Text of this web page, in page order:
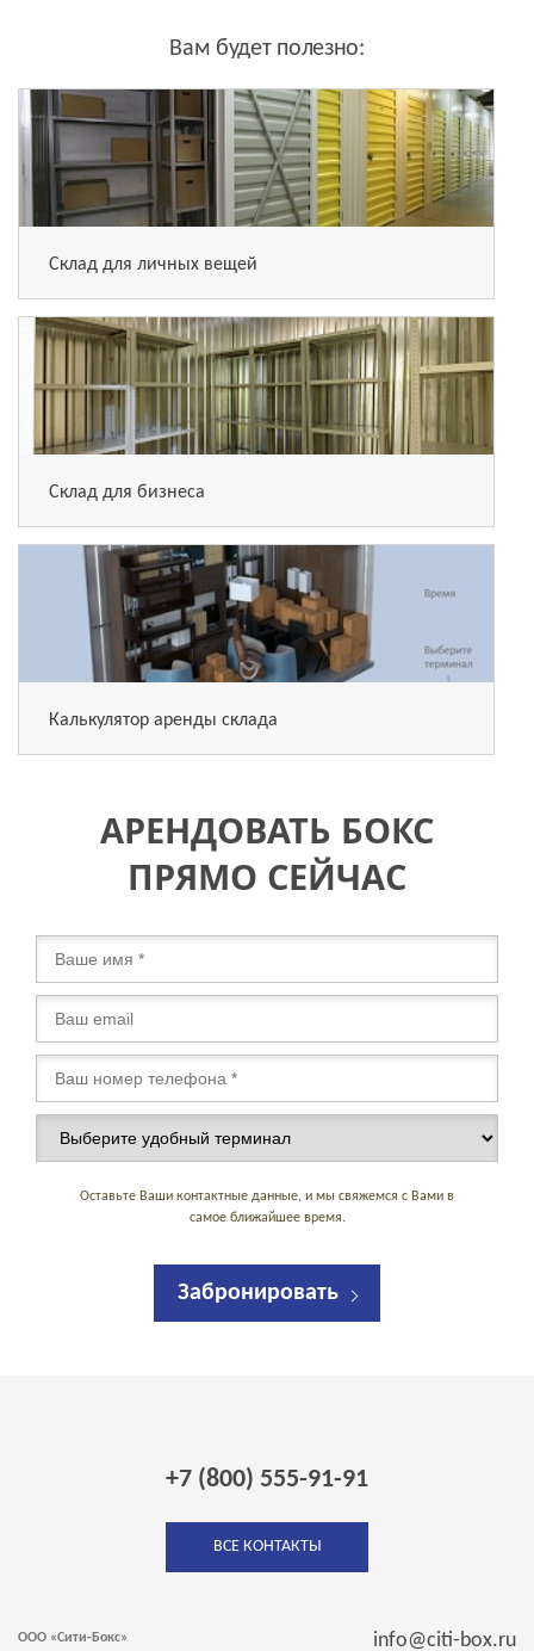
Вам будет полезно:
Склад для личных вещей
Склад для бизнеса
Калькулятор аренды склада
АРЕНДОВАТЬ БОКС
ПРЯМО СЕЙЧАС
Оставьте Ваши контактные данные, и мы свяжемся с Вами в
самое ближайшее время.
Забронировать
+7 (800) 555-91-91
ВСЕ КОНТАКТЫ
ООО «Сити-Бокс» info@citi-box.ru